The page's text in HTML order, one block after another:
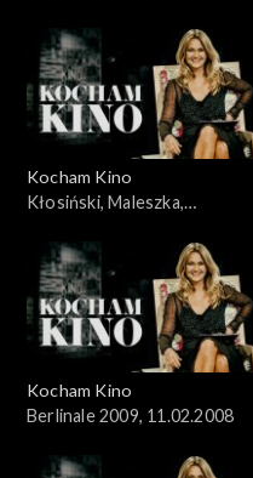
Kocham Kino
Kłosiński, Maleszka,
08.01.2008
Kocham Kino
Berlinale 2009, 11.02.2008